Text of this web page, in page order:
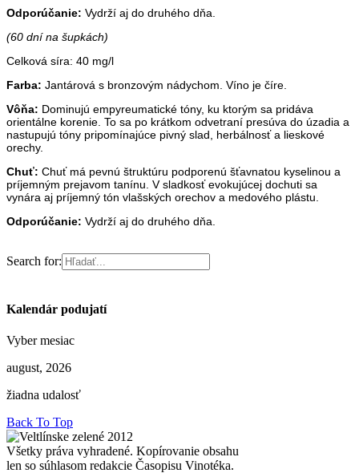
Odporúčanie: Vydrží aj do druhého dňa.
(60 dní na šupkách)
Celková síra: 40 mg/l
Farba: Jantárová s bronzovým nádychom. Víno je číre.
Vôňa: Dominujú empyreumatické tóny, ku ktorým sa pridáva
orientálne korenie. To sa po krátkom odvetraní presúva do úzadia a
nastupujú tóny pripomínajúce pivný slad, herbálnosť a lieskové
orechy.
Chuť: Chuť má pevnú štruktúru podporenú šťavnatou kyselinou a
príjemným prejavom tanínu. V sladkosť evokujúcej dochuti sa
vynára aj príjemný tón vlašských orechov a medového plástu.
Odporúčanie: Vydrží aj do druhého dňa.
Search for:
Kalendár podujatí
Vyber mesiac
august, 2026
žiadna udalosť
Back To Top
Všetky práva vyhradené. Kopírovanie obsahu
len so súhlasom redakcie Časopisu Vinotéka.